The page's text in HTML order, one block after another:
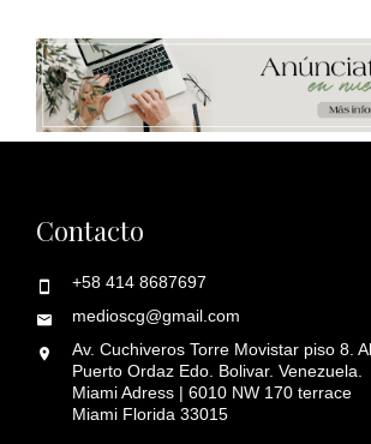
Contacto
+58 414 8687697
medioscg@gmail.com
Av. Cuchiveros Torre Movistar piso 8.
Puerto Ordaz Edo. Bolivar. Venezuela.
Miami Adress | 6010 NW 170 terrace
Miami Florida 33015